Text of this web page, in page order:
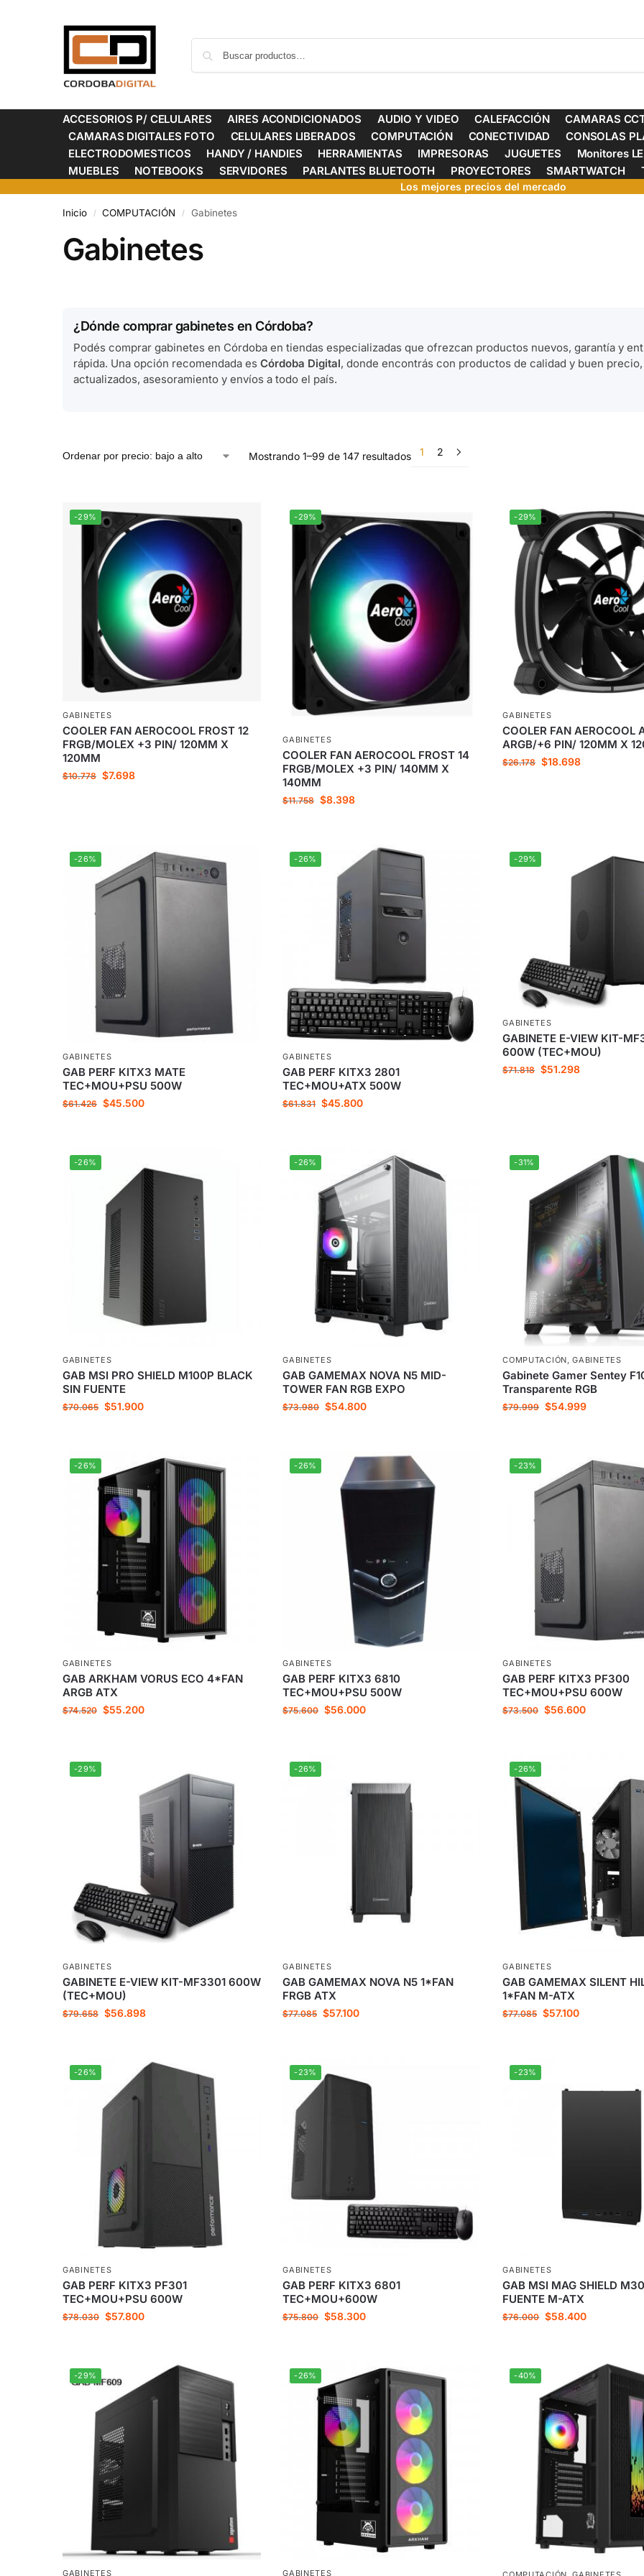
ACCESORIOS P/ CELULARES AIRES ACONDICIONADOS AUDIO Y VIDEO CALEFACCIÓN
CAMARAS
CAMARAS DIGITALES FOTO
CELULARES LIBERADOS COMPUTACIÓN CONECTIVIDAD
CONSOLAS
ELECTRODOMESTICOS
HANDY / HANDIES HERRAMIENTAS IMPRESORAS JUGUETES
Monitores
MUEBLES
NOTEBOOKS SERVIDORES PARLANTES BLUETOOTH PROYECTORES SMARTWATCH
Los mejores precios del mercado
Inicio / COMPUTACIÓN / Gabinetes
Gabinetes
¿Dónde comprar gabinetes en Córdoba?
Podés comprar gabinetes en Córdoba en tiendas especializadas que ofrezcan productos nuevos, garantía y
rápida. Una opción recomendada es Córdoba Digital, donde encontrás con productos de calidad y buen
actualizados, asesoramiento y envíos a todo el país.
Mostrando 1–99 de 147 resultados 1 2
-29%
GABINETES
COOLER FAN AEROCOOL FROST 12
FRGB/MOLEX +3 PIN/ 120MM X
120MM
$10.778 $7.698
-29%
GABINETES
COOLER FAN AEROCOOL FROST 14
FRGB/MOLEX +3 PIN/ 140MM X
140MM
$11.758 $8.398
-29%
GABINETES
COOLER FAN AEROCOOL
ARGB/+6 PIN/ 120MM X
$26.178 $18.698
-26%
GABINETES
GAB PERF KITX3 MATE
TEC+MOU+PSU 500W
$61.426 $45.500
-26%
GABINETES
GAB PERF KITX3 2801
TEC+MOU+ATX 500W
$61.831 $45.800
-29%
GABINETES
GABINETE E-VIEW KIT-
600W (TEC+MOU)
$71.818 $51.298
-26%
GABINETES
GAB MSI PRO SHIELD M100P BLACK
SIN FUENTE
$70.065 $51.900
-26%
GABINETES
GAB GAMEMAX NOVA N5 MID-
TOWER FAN RGB EXPO
$73.980 $54.800
-31%
COMPUTACIÓN,GABINETES
Gabinete Gamer Sentey
Transparente RGB
$79.999 $54.999
-26%
GABINETES
GAB ARKHAM VORUS ECO 4*FAN
ARGB ATX
$74.520 $55.200
-26%
GABINETES
GAB PERF KITX3 6810
TEC+MOU+PSU 500W
$75.600 $56.000
-23%
GABINETES
GAB PERF KITX3 PF300
TEC+MOU+PSU 600W
$73.500 $56.600
-29%
GABINETES
GABINETE E-VIEW KIT-MF3301 600W
(TEC+MOU)
$79.658 $56.898
-26%
GABINETES
GAB GAMEMAX NOVA N5 1*FAN
FRGB ATX
$77.085 $57.100
-26%
GABINETES
GAB GAMEMAX SILENT
1*FAN M-ATX
$77.085 $57.100
-26%
GABINETES
GAB PERF KITX3 PF301
TEC+MOU+PSU 600W
$78.030 $57.800
-23%
GABINETES
GAB PERF KITX3 6801
TEC+MOU+600W
$75.800 $58.300
-23%
GABINETES
GAB MSI MAG SHIELD
FUENTE M-ATX
$76.000 $58.400
-29%
GABINETES
-26%
GABINETES
-40%